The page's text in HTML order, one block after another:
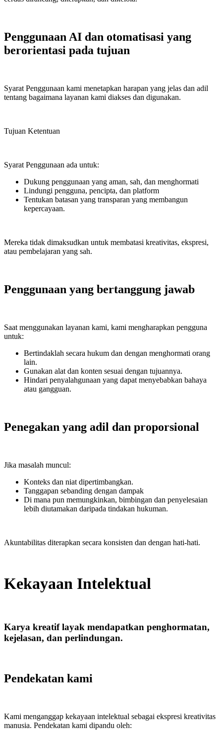
Penggunaan AI dan otomatisasi yang
berorientasi pada tujuan
Syarat Penggunaan kami menetapkan harapan yang jelas dan adil
tentang bagaimana layanan kami diakses dan digunakan.
Tujuan Ketentuan
Syarat Penggunaan ada untuk:
Dukung penggunaan yang aman, sah, dan menghormati
Lindungi pengguna, pencipta, dan platform
Tentukan batasan yang transparan yang membangun
kepercayaan.
Mereka tidak dimaksudkan untuk membatasi kreativitas, ekspresi,
atau pembelajaran yang sah.
Penggunaan yang bertanggung jawab
Saat menggunakan layanan kami, kami mengharapkan pengguna
untuk:
Bertindaklah secara hukum dan dengan menghormati orang
lain.
Gunakan alat dan konten sesuai dengan tujuannya.
Hindari penyalahgunaan yang dapat menyebabkan bahaya
atau gangguan.
Penegakan yang adil dan proporsional
Jika masalah muncul:
Konteks dan niat dipertimbangkan.
Tanggapan sebanding dengan dampak
Di mana pun memungkinkan, bimbingan dan penyelesaian
lebih diutamakan daripada tindakan hukuman.
Akuntabilitas diterapkan secara konsisten dan dengan hati-hati.
Kekayaan Intelektual
Karya kreatif layak mendapatkan penghormatan,
kejelasan, dan perlindungan.
Pendekatan kami
Kami menganggap kekayaan intelektual sebagai ekspresi kreativitas
manusia. Pendekatan kami dipandu oleh: